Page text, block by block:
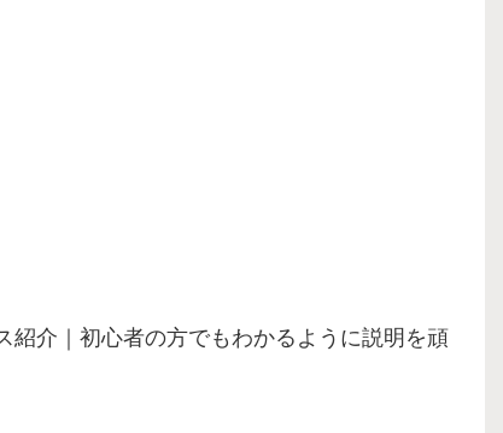
紹介｜初心者の方でもわかるように説明を頑